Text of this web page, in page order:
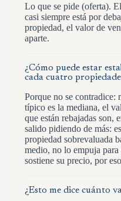
Lo que se pide (oferta).
casi siempre está por
propiedad, el valor de
aparte.
¿Cómo puede estar
cada cuatro
Porque no se contradice:
típico es la mediana, el
que están rebajadas son,
salido pidiendo de más:
propiedad sobrevaluada
medio, no lo empuja
sostiene su precio, por
¿Esto me dice cuánto